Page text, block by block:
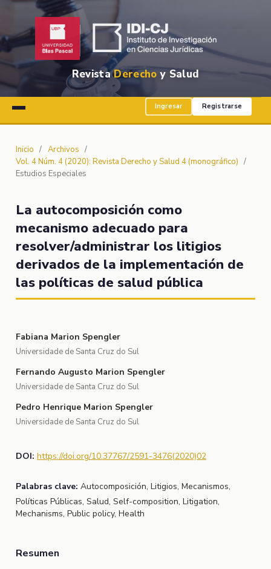
RevistaDerecho y Salud
Ingresar Registrarse
Inicio / Archivos /
Vol. 4 Núm. 4 (2020): Revista Derecho y Salud 4 (monográfico) /
Estudios Especiales
La autocomposición como
mecanismo adecuado para
resolver/administrar los litigios
derivados de la implementación de
las políticas de salud pública
Fabiana Marion Spengler
Universidade de Santa Cruz do Sul
Fernando Augusto Marion Spengler
Universidade de Santa Cruz do Sul
Pedro Henrique Marion Spengler
Universidade de Santa Cruz do Sul
DOI: https://doi.org/10.37767/2591-3476(2020)02
Palabras clave: Autocomposición, Litigios, Mecanismos,
Políticas Públicas, Salud, Self-composition, Litigation,
Mechanisms, Public policy, Health
Resumen